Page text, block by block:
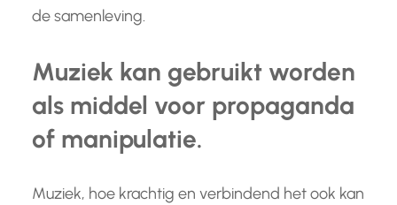
de samenleving.
Muziek kan gebruikt worden
als middel voor propaganda
of manipulatie.
Muziek, hoe krachtig en verbindend het ook kan